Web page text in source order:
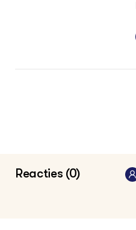
Reacties (0)